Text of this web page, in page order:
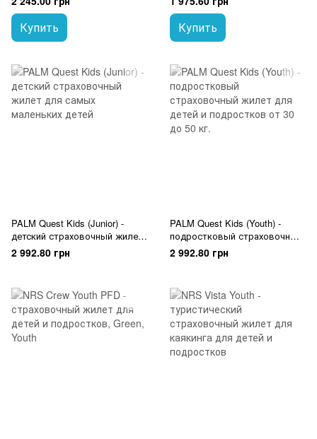
Купить Купить
PALM Quest Kids (Junior) -
детский страховочный жилет
для самых маленьких детей
2 992.80 грн
PALM Quest Kids (Youth) -
подростковый страховочный
жилет для детей и
подростков от 30 до 50 кг.
2 992.80 грн